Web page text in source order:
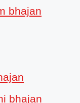
bhajan
bhajan